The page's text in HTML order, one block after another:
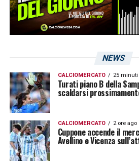
NEWS
CALCIOMERCATO 25 minuti
Turati piano B della
scaldarsi
CALCIOMERCATO 2 ore ago
Cuppone accende il
Avellino e Vicenza